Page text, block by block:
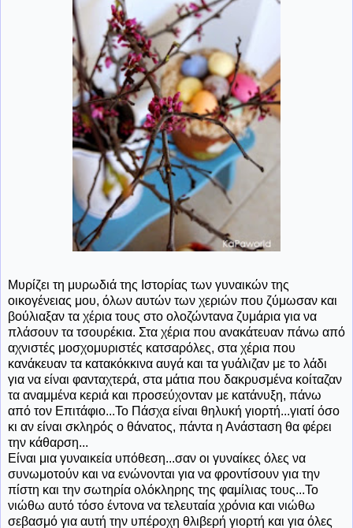
Μυρίζει τη μυρωδιά της Ιστορίας των γυναικών της
οικογένειας μου, όλων αυτών των χεριών που ζύμωσαν και
βούλιαξαν τα χέρια τους στο ολοζώντανα ζυμάρια για να
πλάσουν τα τσουρέκια. Στα χέρια που ανακάτευαν πάνω από
αχνιστές μοσχομυριστές κατσαρόλες, στα χέρια που
κανάκευαν τα κατακόκκινα αυγά και τα γυάλιζαν με το λάδι
για να είναι φανταχτερά, στα μάτια που δακρυσμένα κοίταζαν
τα αναμμένα κεριά και προσεύχονταν με κατάνυξη, πάνω
από τον Επιτάφιο...Το Πάσχα είναι θηλυκή γιορτή...γιατί όσο
κι αν είναι σκληρός ο θάνατος, πάντα η Ανάσταση θα φέρει
την κάθαρση...
Είναι μια γυναικεία υπόθεση...σαν οι γυναίκες όλες να
συνωμοτούν και να ενώνονται για να φροντίσουν για την
πίστη και την σωτηρία ολόκληρης της φαμίλιας τους...Το
νιώθω αυτό τόσο έντονα να τελευταία χρόνια και νιώθω
σεβασμό για αυτή την υπέροχη θλιβερή γιορτή και για όλες